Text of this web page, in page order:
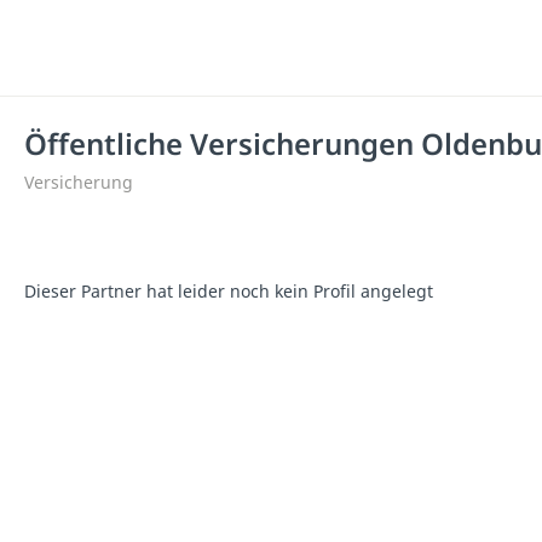
Öffentliche Versicherungen
Versicherung
Dieser Partner hat leider noch kein Profil angelegt